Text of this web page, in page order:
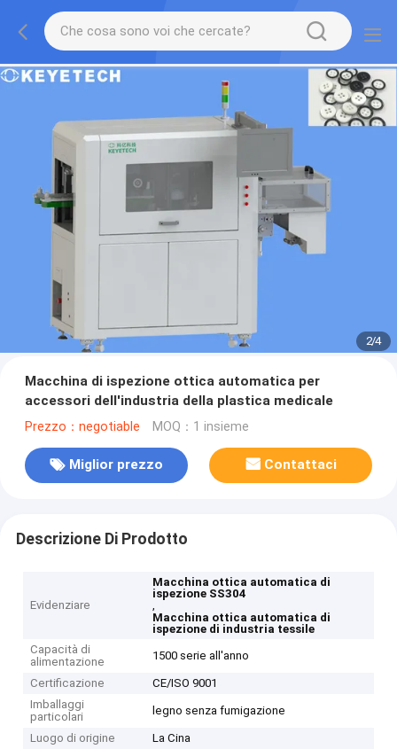
2/4
Macchina di ispezione ottica automatica per
accessori dell'industria della plastica medicale
Prezzo：negotiable MOQ：1 insieme
Miglior prezzo Contattaci
Descrizione Di Prodotto
Evidenziare
Macchina ottica automatica di
ispezione SS304
,
Macchina ottica automatica di
ispezione di industria tessile
Capacità di
alimentazione
1500 serie all'anno
Certificazione
CE/ISO 9001
Imballaggi
particolari
legno senza fumigazione
Luogo di origine
La Cina